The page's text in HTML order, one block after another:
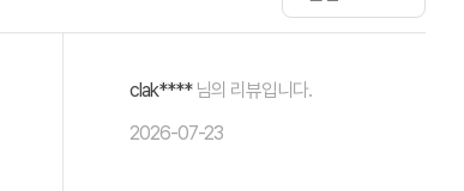
clak****님의 리뷰입니다.
2026-07-23